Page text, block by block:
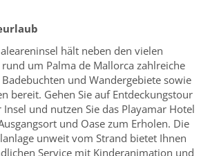
hält neben den vielen
um Palma de Mallorca zahlreiche
und Wandergebiete sowie
bereit. Gehen Sie auf Entdeckungstour
und nutzen Sie das Playamar Hotel
und Oase zum Erholen. Die
unweit vom Strand bietet Ihnen
Service mit Kinderanimation und